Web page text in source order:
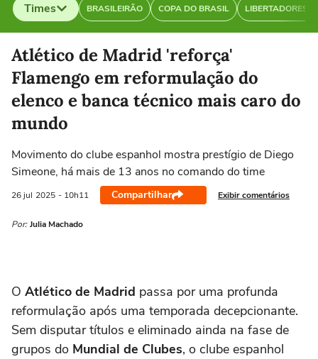
Times BRASILEIRÃO COPA DO BRASIL LIBERTADORES
Selecione o time para ver as notícias
Atlético de Madrid 'reforça'
Flamengo em reformulação do
elenco e banca técnico mais caro do
mundo
Movimento do clube espanhol mostra prestígio de Diego
Simeone, há mais de 13 anos no comando do time
26 jul 2025 - 10h11 Compartilhar Exibir comentários
Por: Julia Machado
O Atlético de Madrid passa por uma profunda
reformulação após uma temporada decepcionante.
Sem disputar títulos e eliminado ainda na fase de
grupos do Mundial de Clubes, o clube espanhol